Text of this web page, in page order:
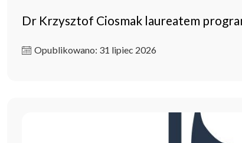
Dr Krzysztof Ciosmak laureatem
Opublikowano: 31 lipiec 2026